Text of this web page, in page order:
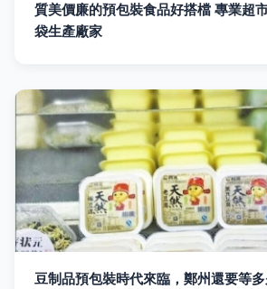
質美價廉的預包裝食品好搭檔 專業超
袋生產廠家
豆制品預包裝時代來臨，鄭州還要等多